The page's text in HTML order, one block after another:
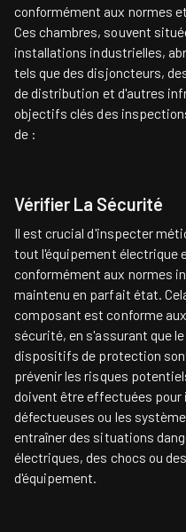
conformément aux normes
Ces chambres, souvent
installations industrielles,
tels que des disjoncteurs,
de distribution et d'autres
objectifs clés des
de :
Vérifier La Sécurité
Il est crucial d'inspecter
tout l'équipement électrique
conformément aux normes
maintenu en parfait état.
composant est conforme
sécurité, en s'assurant que
dispositifs de protection
prévenir les risques
doivent être effectuées
défectueuses ou les
entraîner des situations
électriques, des chocs ou
d'équipement.